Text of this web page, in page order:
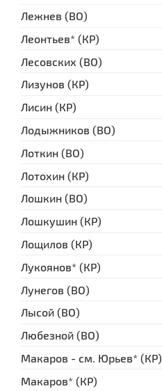
Лежнев (ВО)
Леонтьев* (КР)
Лесовских (ВО)
Лизунов (КР)
Лисин (КР)
Лодыжников (ВО)
Лоткин (ВО)
Лотохин (КР)
Лошкин (ВО)
Лошкушин (КР)
Лощилов (КР)
Лукоянов* (КР)
Лунегов (ВО)
Лысой (ВО)
Любезной (ВО)
Макаров - см. Юрьев* (КР)
Макаров* (КР)